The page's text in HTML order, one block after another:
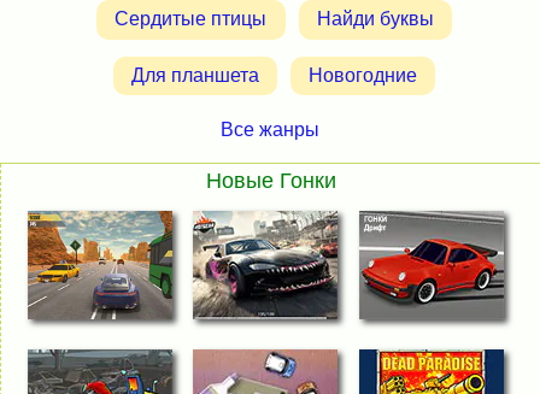
Сердитые птицы Найди буквы
Для планшета Новогодние
Все жанры
Новые Гонки